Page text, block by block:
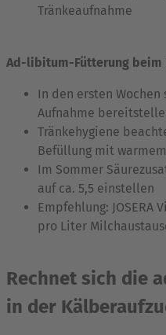
Tränkeaufnahme
Ad-libitum-Fütterung beim
In den ersten
Aufnahme
Tränkehygiene
Befüllung mit
Im Sommer
auf ca. 5,5 einstellen
Empfehlung: JOSERA
pro Liter
Rechnet sich die
in der